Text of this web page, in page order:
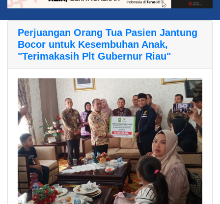
Perjuangan Orang Tua Pasien Jantung
Bocor untuk Kesembuhan Anak,
"Terimakasih Plt Gubernur Riau"